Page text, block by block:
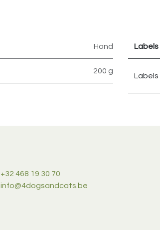
Hond
200 g
Labels
Labels
+32 468 19 30 70
info@4dogsandcats.be